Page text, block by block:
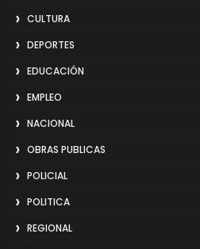
CULTURA
DEPORTES
EDUCACIÓN
EMPLEO
NACIONAL
OBRAS PUBLICAS
POLICIAL
POLITICA
REGIONAL